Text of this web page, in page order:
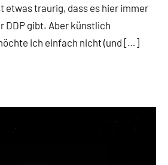
etwas traurig, dass es hier immer
DDP gibt. Aber künstlich
ich einfach nicht (und […]